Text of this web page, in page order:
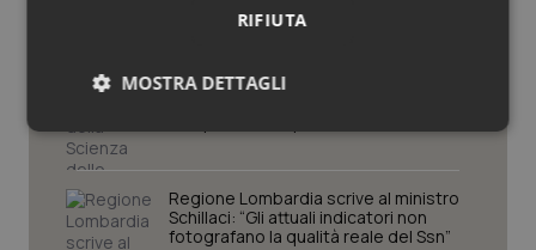
Settimana della Scienza dello
Regione Lombardia scrive al ministro
Schillaci: “Gli attuali indicatori non
fotografano la qualità reale del Ssn”
RIFIUTA
MOSTRA DETTAGLI
Necessari Statistici Marketing